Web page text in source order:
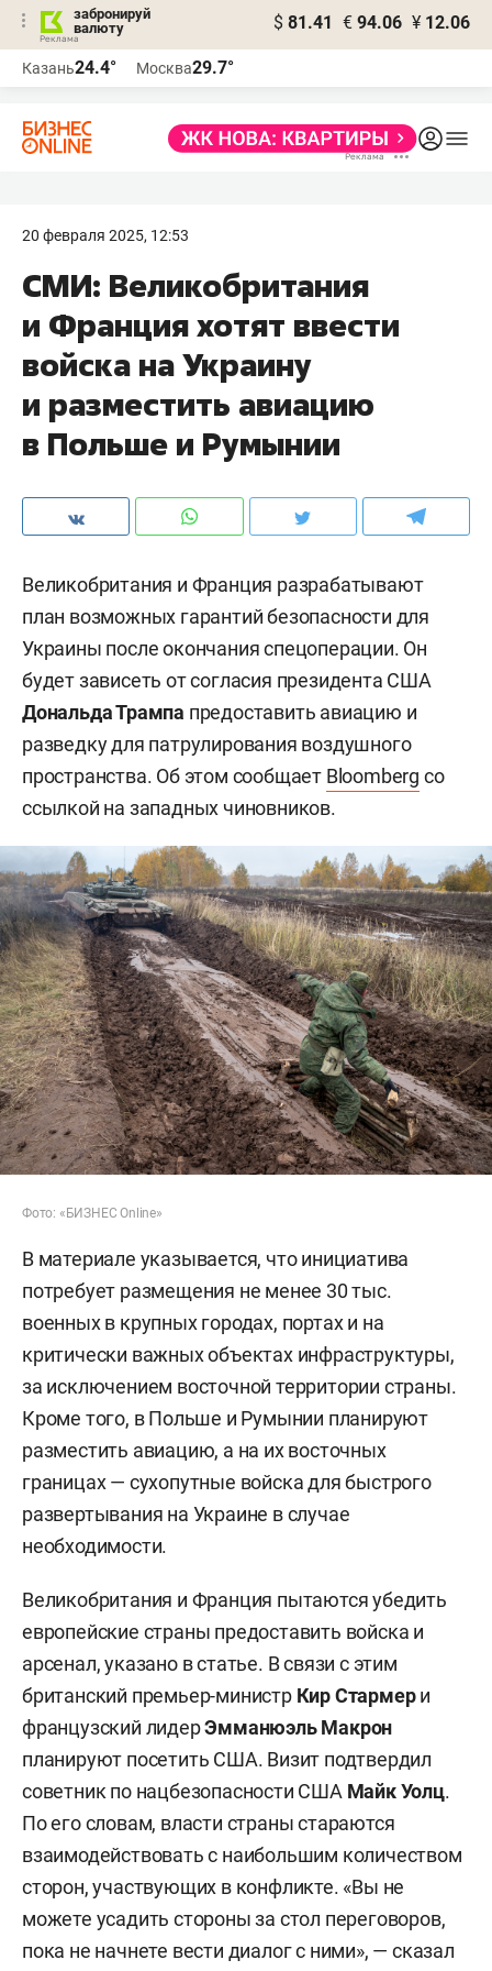
забронируй
валюту
$ 81.41 € 94.06 ¥ 12.06
Казань24.4° Москва29.7°
20 февраля 2025, 12:53
СМИ: Великобритания
и Франция хотят ввести
войска на Украину
и разместить авиацию
в Польше и Румынии
Великобритания и Франция разрабатывают
план возможных гарантий безопасности для
Украины после окончания спецоперации. Он
будет зависеть от согласия президента США
Дональда Трампа предоставить авиацию и
разведку для патрулирования воздушного
пространства. Об этом сообщает Bloomberg со
ссылкой на западных чиновников.
Фото: «БИЗНЕС Online»
В материале указывается, что инициатива
потребует размещения не менее 30 тыс.
военных в крупных городах, портах и на
критически важных объектах инфраструктуры,
за исключением восточной территории страны.
Кроме того, в Польше и Румынии планируют
разместить авиацию, а на их восточных
границах — сухопутные войска для быстрого
развертывания на Украине в случае
необходимости.
Великобритания и Франция пытаются убедить
европейские страны предоставить войска и
арсенал, указано в статье. В связи с этим
британский премьер-министр Кир Стармери
французский лидерЭмманюэль Макрон
планируют посетить США. Визит подтвердил
советник по нацбезопасности США Майк Уолц.
По его словам, власти страны стараются
взаимодействовать с наибольшим количеством
сторон, участвующих в конфликте. «Вы не
можете усадить стороны за стол переговоров,
пока не начнете вести диалог с ними», — сказал